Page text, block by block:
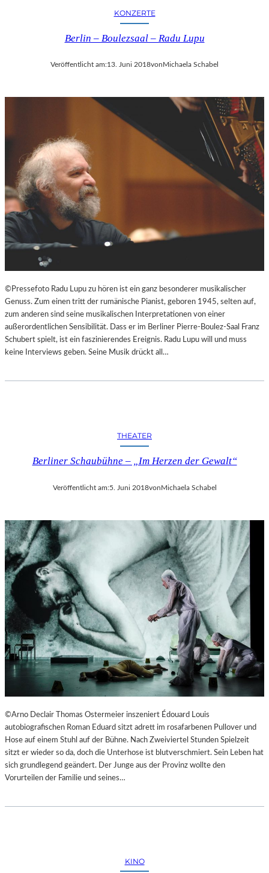
KONZERTE
Berlin – Boulezsaal – Radu Lupu
Veröffentlicht am:13. Juni 2018vonMichaela Schabel
©Pressefoto Radu Lupu zu hören ist ein ganz besonderer musikalischer
Genuss. Zum einen tritt der rumänische Pianist, geboren 1945, selten auf,
zum anderen sind seine musikalischen Interpretationen von einer
außerordentlichen Sensibilität. Dass er im Berliner Pierre-Boulez-Saal Franz
Schubert spielt, ist ein faszinierendes Ereignis. Radu Lupu will und muss
keine Interviews geben. Seine Musik drückt all…
THEATER
Berliner Schaubühne – „Im Herzen der Gewalt“
Veröffentlicht am:5. Juni 2018vonMichaela Schabel
©Arno Declair Thomas Ostermeier inszeniert Édouard Louis
autobiografischen Roman Eduard sitzt adrett im rosafarbenen Pullover und
Hose auf einem Stuhl auf der Bühne. Nach Zweiviertel Stunden Spielzeit
sitzt er wieder so da, doch die Unterhose ist blutverschmiert. Sein Leben hat
sich grundlegend geändert. Der Junge aus der Provinz wollte den
Vorurteilen der Familie und seines…
KINO